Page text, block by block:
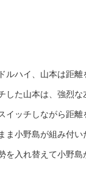
ルハイ、山本は距
した山本は、強烈
イッチしながら距
ま小野島が組み付
入れ替えて小野島